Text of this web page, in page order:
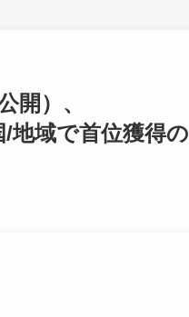
開）、
域で首位獲得の